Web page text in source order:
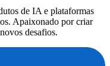
de IA e plataformas
Apaixonado por criar
desafios.